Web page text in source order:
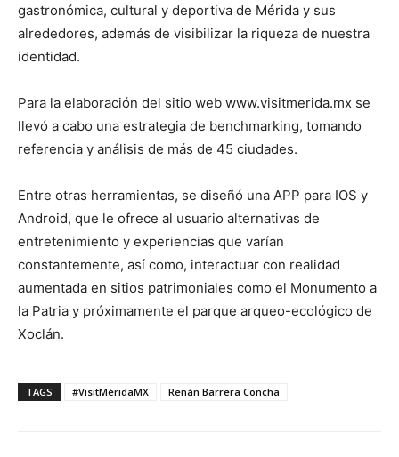
gastronómica, cultural y deportiva de Mérida y sus
alrededores, además de visibilizar la riqueza de nuestra
identidad.
Para la elaboración del sitio web www.visitmerida.mx se
llevó a cabo una estrategia de benchmarking, tomando
referencia y análisis de más de 45 ciudades.
Entre otras herramientas, se diseñó una APP para IOS y
Android, que le ofrece al usuario alternativas de
entretenimiento y experiencias que varían
constantemente, así como, interactuar con realidad
aumentada en sitios patrimoniales como el Monumento a
la Patria y próximamente el parque arqueo-ecológico de
Xoclán.
TAGS #VisitMéridaMX Renán Barrera Concha